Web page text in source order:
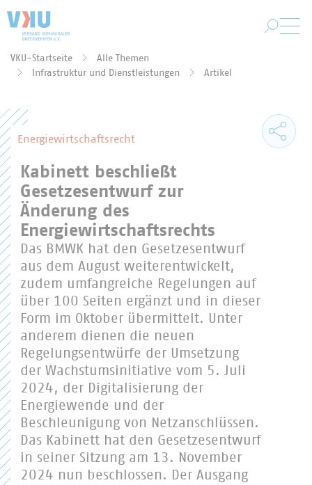
Sie befinden sich hier:
VKU-Startseite
Alle Themen
Infrastruktur und Dienstleistungen
Artikel
Energiewirtschaftsrecht
Kabinett beschließt
Gesetzesentwurf zur
Änderung des
Energiewirtschaftsrechts
Das BMWK hat den Gesetzesentwurf
aus dem August weiterentwickelt,
zudem umfangreiche Regelungen auf
über 100 Seiten ergänzt und in dieser
Form im Oktober übermittelt. Unter
anderem dienen die neuen
Regelungsentwürfe der Umsetzung
der Wachstumsinitiative vom 5. Juli
2024, der Digitalisierung der
Energiewende und der
Beschleunigung von Netzanschlüssen.
Das Kabinett hat den Gesetzesentwurf
in seiner Sitzung am 13. November
2024 nun beschlossen. Der Ausgang